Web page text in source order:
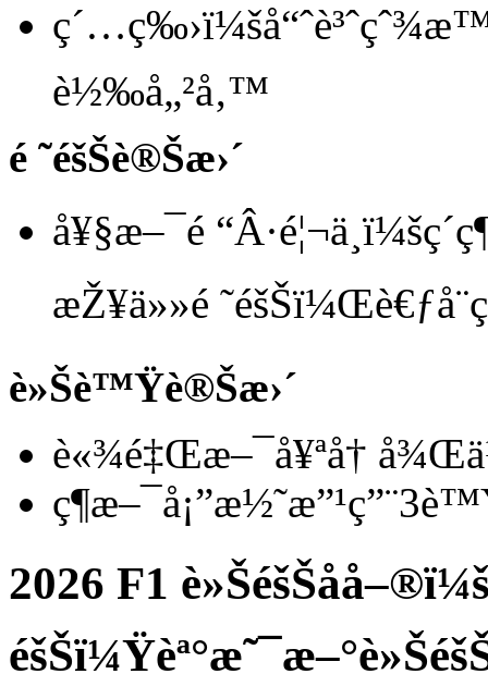
è½‰å„²å‚™
é ˜éšŠè®Šæ›´
å¥§æ–¯é
æŽ¥ä»»é
è»Šè™Ÿè®Šæ›´
è«¾é‡Œæ–¯å¥ªå†
2026 F1